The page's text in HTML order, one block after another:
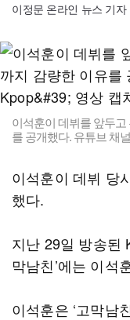
이정문 온라인 뉴스 기
이석훈이 데뷔를 앞두고
를 공개했다. 유튜브 채
이석훈이 데뷔 당
했다.
지난 29일 방송된
막남친’에는 이석
이석훈은 ‘고막남